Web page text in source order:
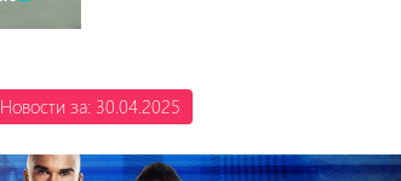
Новости за: 30.04.2025